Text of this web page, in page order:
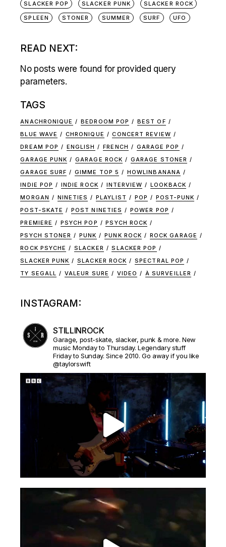
SLACKER POP SLACKER PUNK
SLACKER ROCK
SPLEEN
STONER SUMMER SURF UFO
READ NEXT:
No posts were found for provided query
parameters.
TAGS
ANACHRONIQUE BEDROOM POP
BEST OF
BLUE WAVE
CHRONIQUE
CONCERT REVIEW
DREAM POP
ENGLISH FRENCH
GARAGE POP
GARAGE PUNK
GARAGE ROCK
GARAGE STONER
GARAGE SURF
GIMME TOP 5
HOWLINBANANA
INDIE POP
INDIE ROCK INTERVIEW
LOOKBACK
MORGAN
NINETIES PLAYLIST POP
POST-PUNK
POST-SKATE
POST NINETIES
POWER POP
PREMIERE
PSYCH POP
PSYCH ROCK
PSYCH STONER
PUNK PUNK ROCK
ROCK GARAGE
ROCK PSYCHE
SLACKER
SLACKER POP
SLACKER PUNK
SLACKER ROCK
SPECTRAL POP
TY SEGALL
VALEUR SURE VIDEO À SURVEILLER
INSTAGRAM:
STILLINROCK
Garage, post-skate, slacker, punk & more. New
music Monday to Thursday. Legendary stuff
Friday to Sunday. Since 2010. Go away if you like
@taylorswift